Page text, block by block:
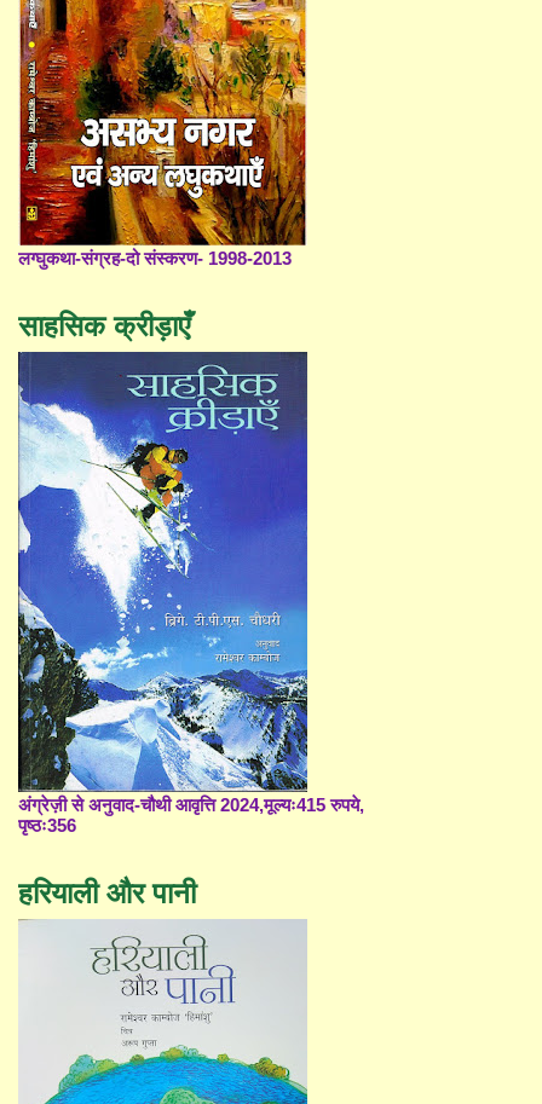
लग्घुकथा-संग्रह-दो संस्करण- 1998-2013
साहसिक क्रीड़ाएँ
अंग्रेज़ी से अनुवाद-चौथी आवृत्ति 2024,मूल्यः415 रुपये,
पृष्ठः356
हरियाली और पानी